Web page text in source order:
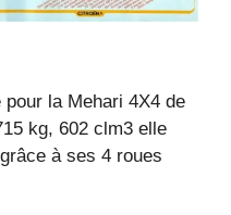
la Mehari 4X4 de
kg, 602 clm3 elle
à ses 4 roues